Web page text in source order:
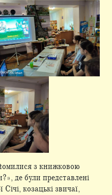
з книжковою
де були представлені
козацькі звичаї,